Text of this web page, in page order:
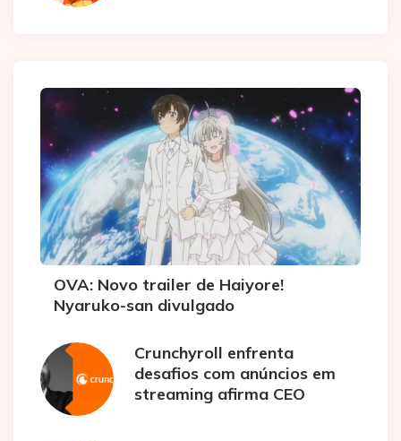
OVA: Novo trailer de Haiyore!
Nyaruko-san divulgado
Crunchyroll enfrenta
desafios com anúncios em
streaming afirma CEO